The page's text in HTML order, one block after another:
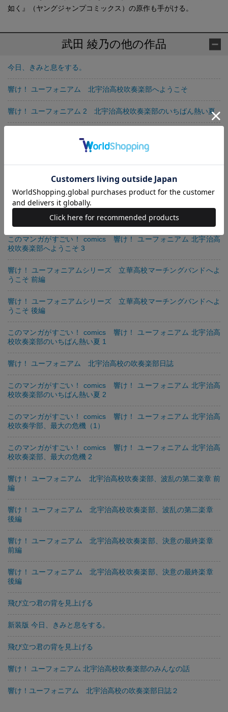
如く』（ヤングジャンプコミックス）の原作も手がける。
武田 綾乃の他の作品
今日、きみと息をする。
響け！ ユーフォニアム 北宇治高校吹奏楽部へようこそ
響け！ ユーフォニアム 2 北宇治高校吹奏楽部のいちばん熱い夏
校吹奏楽部へようこそ 1
響け！ ユーフォニアム 3 北宇治高校吹奏楽部、最大の危機
響け！ ユーフォニアム 北宇治高校吹奏楽部のヒミツの話
このマンガがすごい！ comics 響け！ ユーフォニアム 北宇治高
校吹奏楽部へようこそ 2
このマンガがすごい！ comics 響け！ ユーフォニアム 北宇治高
校吹奏楽部へようこそ 3
響け！ ユーフォニアムシリーズ 立華高校マーチングバンドへよ
うこそ 前編
響け！ ユーフォニアムシリーズ 立華高校マーチングバンドへよ
うこそ 後編
このマンガがすごい！ comics 響け！ ユーフォニアム 北宇治高
校吹奏楽部のいちばん熱い夏 1
響け！ ユーフォニアム 北宇治高校の吹奏楽部日誌
このマンガがすごい！ comics 響け！ ユーフォニアム 北宇治高
校吹奏楽部のいちばん熱い夏 2
このマンガがすごい！ comics 響け！ ユーフォニアム 北宇治高
校吹奏学部、最大の危機（1）
このマンガがすごい！ comics 響け！ ユーフォニアム 北宇治高
校吹奏楽部、最大の危機 2
響け！ ユーフォニアム 北宇治高校吹奏楽部、波乱の第二楽章 前
編
響け！ ユーフォニアム 北宇治高校吹奏楽部、波乱の第二楽章
後編
響け！ ユーフォニアム 北宇治高校吹奏楽部、決意の最終楽章
前編
響け！ ユーフォニアム 北宇治高校吹奏楽部、決意の最終楽章
後編
飛び立つ君の背を見上げる
新装版 今日、きみと息をする。
飛び立つ君の背を見上げる
響け！ ユーフォニアム 北宇治高校吹奏楽部のみんなの話
響け！ユーフォニアム 北宇治高校の吹奏楽部日誌２